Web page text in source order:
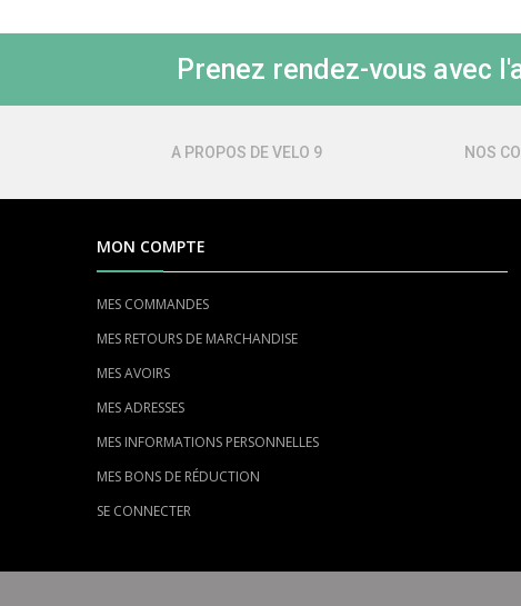
Prenez rendez-vous avec
A PROPOS DE VELO 9 NOS
MON COMPTE
MES COMMANDES
MES RETOURS DE MARCHANDISE
MES AVOIRS
MES ADRESSES
MES INFORMATIONS PERSONNELLES
MES BONS DE RÉDUCTION
SE CONNECTER